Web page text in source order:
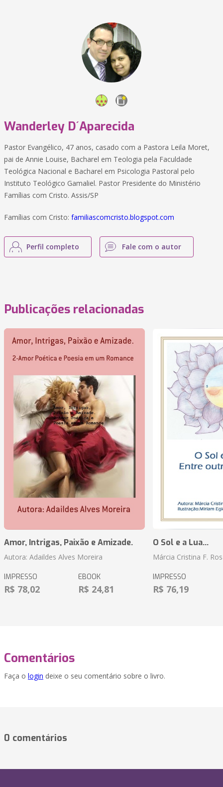
Wanderley D´Aparecida
Pastor Evangélico, 47 anos, casado com a Pastora Leila Moret,
pai de Annie Louise, Bacharel em Teologia pela Faculdade
Teológica Nacional e Bacharel em Psicologia Pastoral pelo
Instituto Teológico Gamaliel. Pastor Presidente do Ministério
Famílias com Cristo. Assis/SP
Famílias com Cristo: familiascomcristo.blogspot.com
Perfil completo Fale com o autor
Publicações relacionadas
Amor, Intrigas, Paixão e Amizade.
Autora: Adaildes Alves Moreira
IMPRESSO
R$ 78,02
EBOOK
R$ 24,81
O Sol e a Lua...
Márcia Cristina F.
IMPRESSO
R$ 76,19
Comentários
Faça o login deixe o seu comentário sobre o livro.
0 comentários